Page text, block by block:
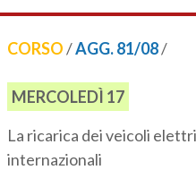
CORSO/AGG. 81/08/
MERCOLEDÌ 17
La ricarica dei veicoli
internazionali